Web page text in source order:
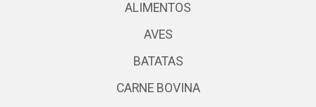
ALIMENTOS
AVES
BATATAS
CARNE BOVINA